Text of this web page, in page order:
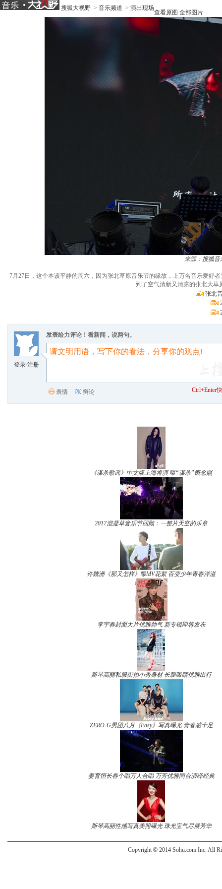
搜狐大视野 > 音乐频道 > 演出现场
查看原图 全部图片
来源： 搜狐音
7月27日，这个本该平静的周六，因为张北草原音乐节的缘故，上万名音乐爱好
到了空气清新又清凉的张北大草
张北
登录/注册
发表给力评论！看新闻，说两句。
表情 辩论 Ctrl+Enter
《谋杀歌谣》中文版上海将演 曝“谋杀”概念照
2017混凝草音乐节回顾：一整片天空的乐章
许魏洲《那又怎样》曝MV花絮 百变少年青春洋溢
李宇春封面大片优雅帅气 新专辑即将发布
斯琴高丽私服街拍小秀身材 长腿吸睛优雅出行
ZERO-G男团八月《Easy》写真曝光 青春感十足
姜育恒长春个唱万人合唱 万芳优雅同台演绎经典
斯琴高丽性感写真美照曝光 珠光宝气尽展芳华
Copyright © 2014 Sohu.com Inc. All